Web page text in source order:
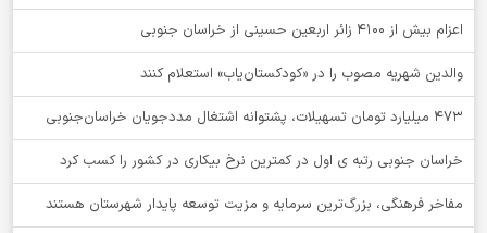
اعزام بیش از 4100 زائر اربعین حسینی از خراسان جنوبی
والدین شهریه مصوب را در «کودکستان‌یاب» استعلام کنند
۴۷۳ میلیارد تومان تسهیلات، پشتوانه اشتغال مددجویان خراسان‌جنوبی
خراسان جنوبی رتبه ی اول در کمترین نرخ بیکاری در کشور را کسب کرد
مفاخر فرهنگی، بزرگ‌ترین سرمایه و مزیت توسعه پایدار شهرستان هستند